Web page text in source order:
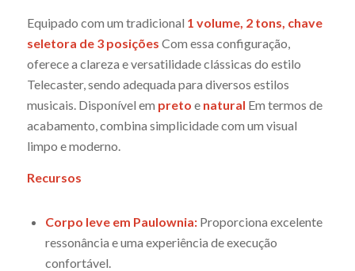
Equipado com um tradicional 1 volume, 2 tons, chave
seletora de 3 posições Com essa configuração,
oferece a clareza e versatilidade clássicas do estilo
Telecaster, sendo adequada para diversos estilos
musicais. Disponível em preto e natural Em termos de
acabamento, combina simplicidade com um visual
limpo e moderno.
Recursos
Corpo leve em Paulownia:Proporciona excelente
ressonância e uma experiência de execução
confortável.